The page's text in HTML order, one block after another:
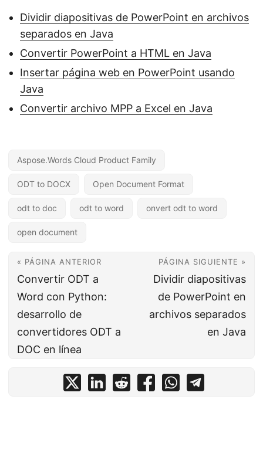
Dividir diapositivas de PowerPoint en archivos
separados en Java
Convertir PowerPoint a HTML en Java
Insertar página web en PowerPoint usando
Java
Convertir archivo MPP a Excel en Java
Aspose.Words Cloud Product Family
ODT to DOCX Open Document Format
odt to doc odt to word onvert odt to word
open document
« PÁGINA ANTERIOR
Convertir ODT a
Word con Python:
desarrollo de
convertidores ODT a
DOC en línea
PÁGINA SIGUIENTE »
Dividir diapositivas
de PowerPoint en
archivos separados
en Java